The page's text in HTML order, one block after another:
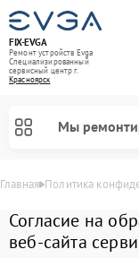
FIX-EVGA
Ремонт устройств Evga
Специализированный
cервисный центр г.
Красноярск
Мы
Главная Политика
Согласие на
веб-сайта